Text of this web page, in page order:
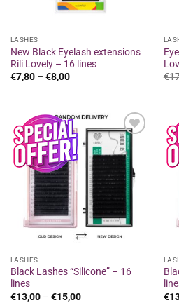
LASHES
New Black Eyelash extensions
Rili Lovely – 16 lines
€7,80 – €8,00Price
€
Προσθήκη
στα
αγαπημένα
LASHES
Black Lashes “Silicone” – 16
lines
€13,00 – €15,00Price
€